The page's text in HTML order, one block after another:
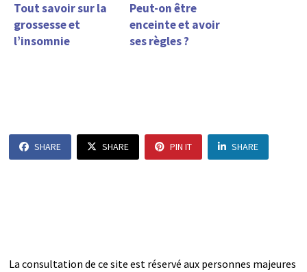
Tout savoir sur la
grossesse et
l’insomnie
Peut-on être
enceinte et avoir
ses règles ?
SHARE SHARE PIN IT SHARE
La consultation de ce site est réservé aux personnes majeures